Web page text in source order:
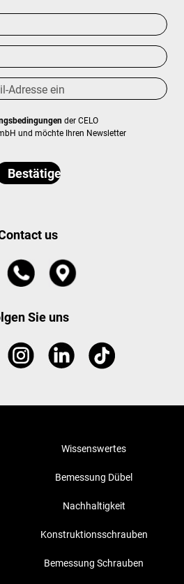
der CELO
und möchte Ihren Newsletter
us
Sie uns
Wissenswertes
Bemessung Dübel
Nachhaltigkeit
Konstruktionsschrauben
Bemessung Schrauben